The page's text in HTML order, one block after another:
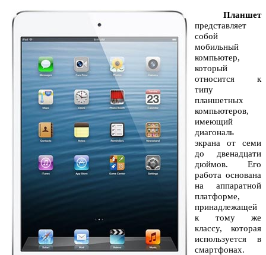
Планшет
представляет
собой
мобильный
компьютер,
который
относится к
типу
планшетных
компьютеров,
имеющий
диагональ
экрана от семи
до двенадцати
дюймов. Его
работа основана
на аппаратной
платформе,
принадлежащей
к тому же
классу, которая
используется в
смартфонах.